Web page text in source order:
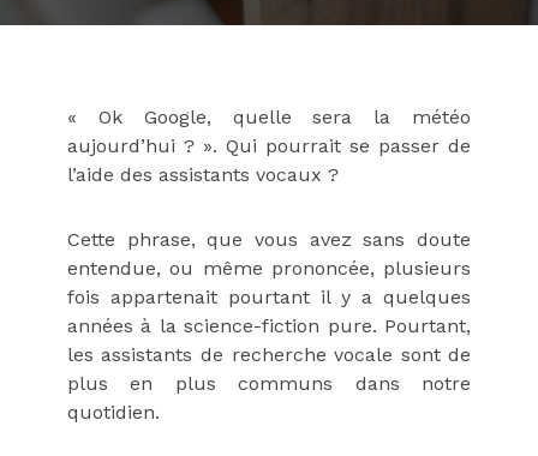
« Ok Google, quelle sera la météo
aujourd’hui ? ». Qui pourrait se passer de
l’aide des assistants vocaux ?
Cette phrase, que vous avez sans doute
entendue, ou même prononcée, plusieurs
fois appartenait pourtant il y a quelques
années à la science-fiction pure. Pourtant,
les assistants de recherche vocale sont de
plus en plus communs dans notre
quotidien.